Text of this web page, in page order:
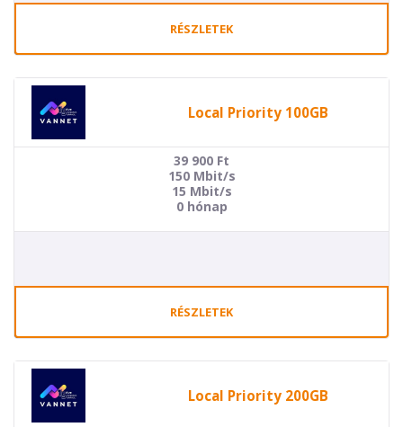
RÉSZLETEK
Local Priority 100GB
39 900 Ft
150 Mbit/s
15 Mbit/s
0 hónap
RÉSZLETEK
Local Priority 200GB